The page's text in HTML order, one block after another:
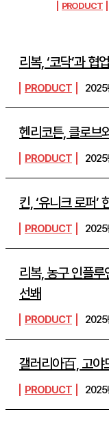
PRODUCT
리복, ‘코닥’과 협
PRODUCT 2025
헨리코튼, 클로브
PRODUCT 2025
킨, ‘유니크 로퍼’
PRODUCT 2025
리복, 농구 인플루
선봬
PRODUCT 2025
갤러리아百, 고야
PRODUCT 2025